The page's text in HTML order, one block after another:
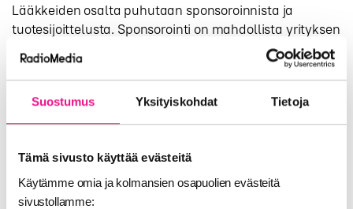
Suostumus Yksityiskohdat Tietoja
Tämä sivusto käyttää evästeitä
Käytämme omia ja kolmansien osapuolien evästeitä
sivustollamme:
Lääkkeiden osalta puhutaan sponsoroinnista ja
tuotesijoittelusta. Sponsorointi on mahdollista yrityksen
toiminimellä ja logolla. Tällöin lääkeyritys voisi olla
sponsorina aamuohjelmalle, mutta ei yksittäinen
lääkemerkki. Lisäksi ohjelmassa ei saa kannustaa
sponsorin tai kolmannen tahon tuotteiden hankintaan.
Q: Haluaisimme tehdä
ohjelmayhteistyökampanjan